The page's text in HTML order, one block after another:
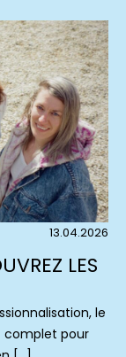
13.04.2026
LES
le
complet pour